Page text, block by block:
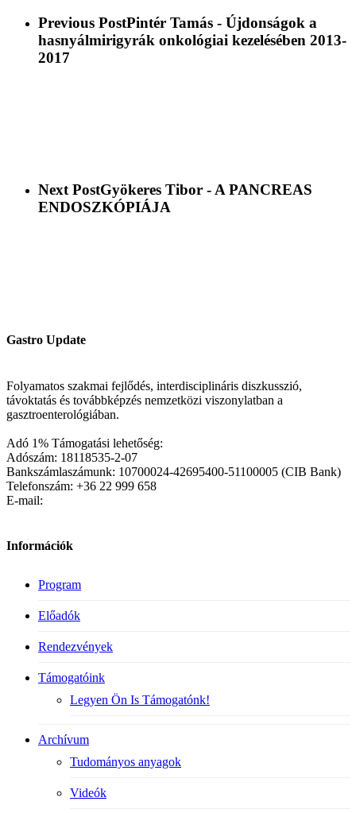
Previous PostPintér Tamás - Újdonságok a
hasnyálmirigyrák onkológiai kezelésében 2013-
2017
Next PostGyökeres Tibor - A PANCREAS
ENDOSZKÓPIÁJA
Gastro Update
Folyamatos szakmai fejlődés, interdisciplináris diszkusszió,
távoktatás és továbbképzés nemzetközi viszonylatban a
gasztroenterológiában.
Adó 1% Támogatási lehetőség:
Adószám: 18118535-2-07
Bankszámlaszámunk: 10700024-42695400-51100005 (CIB Bank)
Telefonszám: +36 22 999 658
E-mail:
Információk
Program
Előadók
Rendezvények
Támogatóink
Legyen Ön Is Támogatónk!
Archívum
Tudományos anyagok
Videók